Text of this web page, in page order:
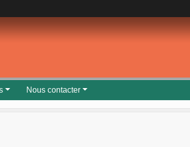
Nous contacter